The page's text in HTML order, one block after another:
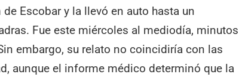
Escobar y la llevó en auto hasta un
Fue este miércoles al mediodía, minutos
embargo, su relato no coincidiría con las
aunque el informe médico determinó que la